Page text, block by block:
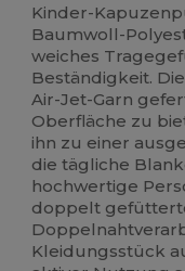
Kinder-
Baumwoll-
weiches
Beständigkeit.
Air-Jet-Garn
Oberfläche zu
ihn zu einer
die tägliche
hochwertige
doppelt
Kleidungsstück